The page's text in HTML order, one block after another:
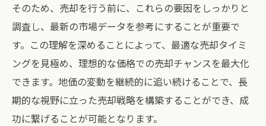
そのため、売却を行う前に、これらの要因をしっかりと
調査し、最新の市場データを参考にすることが重要で
す。この理解を深めることによって、最適な売却タイミ
ングを見極め、理想的な価格での売却チャンスを最大化
できます。地価の変動を継続的に追い続けることで、長
期的な視野に立った売却戦略を構築することができ、成
功に繋げることが可能となります。